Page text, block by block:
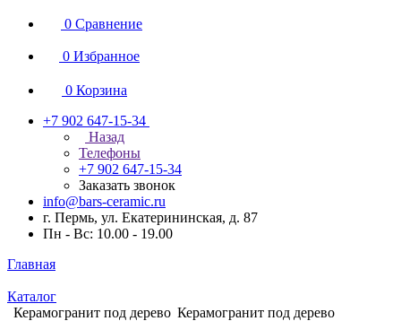
0 Сравнение
0 Избранное
0 Корзина
+7 902 647-15-34
Назад
Телефоны
+7 902 647-15-34
Заказать звонок
info@bars-ceramic.ru
г. Пермь, ул. Екатерининская, д. 87
Пн - Вс: 10.00 - 19.00
Главная
Каталог
Керамогранит под дерево Керамогранит под дерево